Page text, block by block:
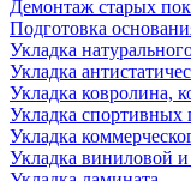
Демонтаж старых
Подготовка
Укладка
Укладка
Укладка ковролина,
Укладка спортивных
Укладка
Укладка виниловой